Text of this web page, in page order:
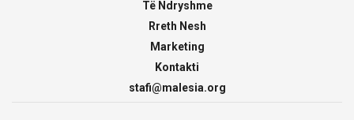
Të Ndryshme
Rreth Nesh
Marketing
Kontakti
stafi@malesia.org